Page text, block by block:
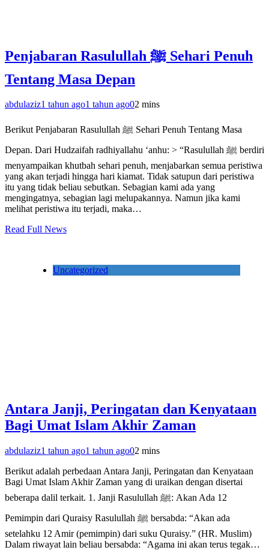
Penjabaran Rasulullah ﷺ Sehari Penuh
Tentang Masa Depan
abdulaziz1 tahun ago1 tahun ago02 mins
Berikut Penjabaran Rasulullah ﷺ Sehari Penuh Tentang Masa
Depan. Dari Hudzaifah radhiyallahu ‘anhu: > “Rasulullah ﷺ berdiri
menyampaikan khutbah sehari penuh, menjabarkan semua peristiwa
yang akan terjadi hingga hari kiamat. Tidak satupun dari peristiwa
itu yang tidak beliau sebutkan. Sebagian kami ada yang
mengingatnya, sebagian lagi melupakannya. Namun jika kami
melihat peristiwa itu terjadi, maka…
Read Full News
Uncategorized
Antara Janji, Peringatan dan Kenyataan
Bagi Umat Islam Akhir Zaman
abdulaziz1 tahun ago1 tahun ago02 mins
Berikut adalah perbedaan Antara Janji, Peringatan dan Kenyataan
Bagi Umat Islam Akhir Zaman yang di uraikan dengan disertai
beberapa dalil terkait. 1. Janji Rasulullah ﷺ: Akan Ada 12
Pemimpin dari Quraisy Rasulullah ﷺ bersabda: “Akan ada
setelahku 12 Amir (pemimpin) dari suku Quraisy.” (HR. Muslim)
Dalam riwayat lain beliau bersabda: “Agama ini akan terus tegak…